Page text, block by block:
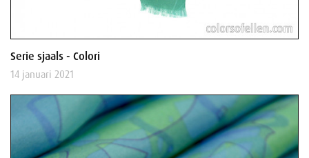
Serie sjaals - Colori
14 januari 2021